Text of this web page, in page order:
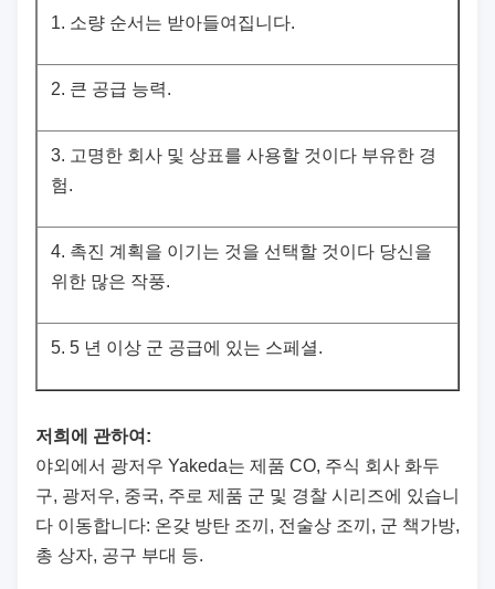
1. 소량 순서는 받아들여집니다.
2. 큰 공급 능력.
3. 고명한 회사 및 상표를 사용할 것이다 부유한 경
험.
4. 촉진 계획을 이기는 것을 선택할 것이다 당신을
위한 많은 작풍.
5. 5 년 이상 군 공급에 있는 스페셜.
저희에 관하여:
야외에서 광저우 Yakeda는 제품 CO, 주식 회사 화두
구, 광저우, 중국, 주로 제품 군 및 경찰 시리즈에 있습니
다 이동합니다: 온갖 방탄 조끼, 전술상 조끼, 군 책가방,
총 상자, 공구 부대 등.